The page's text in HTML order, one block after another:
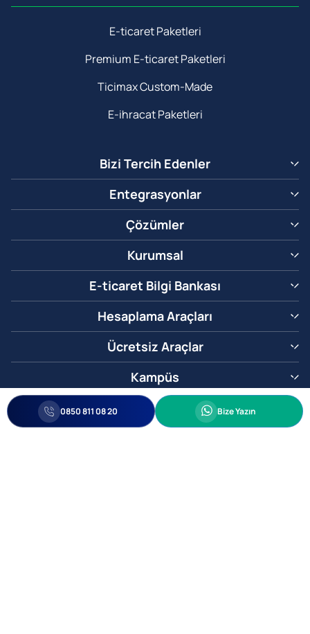
E-ticaret Paketleri
Premium E-ticaret Paketleri
Ticimax Custom-Made
E-ihracat Paketleri
Bizi Tercih Edenler
Entegrasyonlar
Çözümler
Kurumsal
E-ticaret Bilgi Bankası
Hesaplama Araçları
Ücretsiz Araçlar
Kampüs
0850 811 08 20 Whatsapp
Bize Yazın
0850 811 08 20